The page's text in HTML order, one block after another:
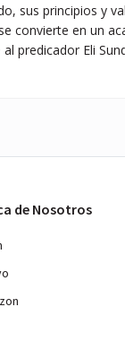
sus principios y
convierte en un
predicador Eli
de Nosotros